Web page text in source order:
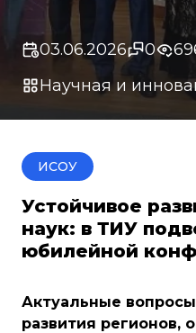
03.06.2026 0
Научная и
ИСОУ
Устойчивое
наук: в ТИУ
юбилейной
Актуальные
развития регионов,